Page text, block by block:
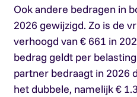
Ook andere bedragen in
2026 gewijzigd. Zo is de
verhoogd van € 661 in
bedrag geldt per
partner bedraagt in 2026
het dubbele, namelijk €